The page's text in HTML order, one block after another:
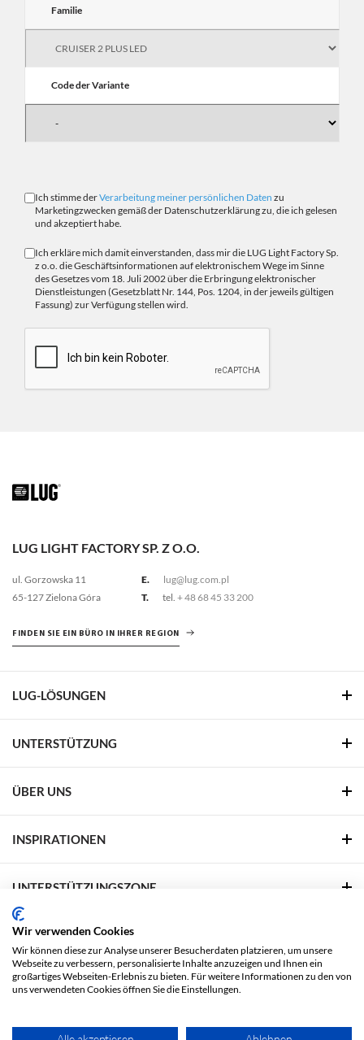
Familie
Code der Variante
Ich stimme derVerarbeitung meiner persönlichen Daten zu
Marketingzwecken gemäß der Datenschutzerklärung zu, die ich gelesen
und akzeptiert habe.
Ich erkläre mich damit einverstanden, dass mir die LUG Light Factory Sp.
z o.o. die Geschäftsinformationen auf elektronischem Wege im Sinne
des Gesetzes vom 18. Juli 2002 über die Erbringung elektronischer
Dienstleistungen (Gesetzblatt Nr. 144, Pos. 1204, in der jeweils gültigen
Fassung) zur Verfügung stellen wird.
LUG LIGHT FACTORY SP. Z O.O.
ul. Gorzowska 11
65-127 Zielona Góra
E.
lug@lug.com.pl
T.
tel. + 48 68 45 33 200
FINDEN SIE EIN BÜRO IN IHRER REGION
LUG-LÖSUNGEN
UNTERSTÜTZUNG
ÜBER UNS
INSPIRATIONEN
UNTERSTÜTZUNGSZONE
FacebookLinkedinYouTubePinterest
Rechtliche Fragen Datenschutzbestimmungen
Wir verwenden Cookies
Wir können diese zur Analyse unserer Besucherdaten platzieren, um unsere
Webseite zu verbessern, personalisierte Inhalte anzuzeigen und Ihnen ein
großartiges Webseiten-Erlebnis zu bieten. Für weitere Informationen zu den von
uns verwendeten Cookies öffnen Sie die Einstellungen.